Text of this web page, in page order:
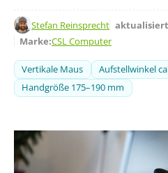
Stefan Reinsprecht 11. Apr. 2019
Marke:CSL Computer
Vertikale Maus Aufstellwinkel
Handgröße 175–190 mm